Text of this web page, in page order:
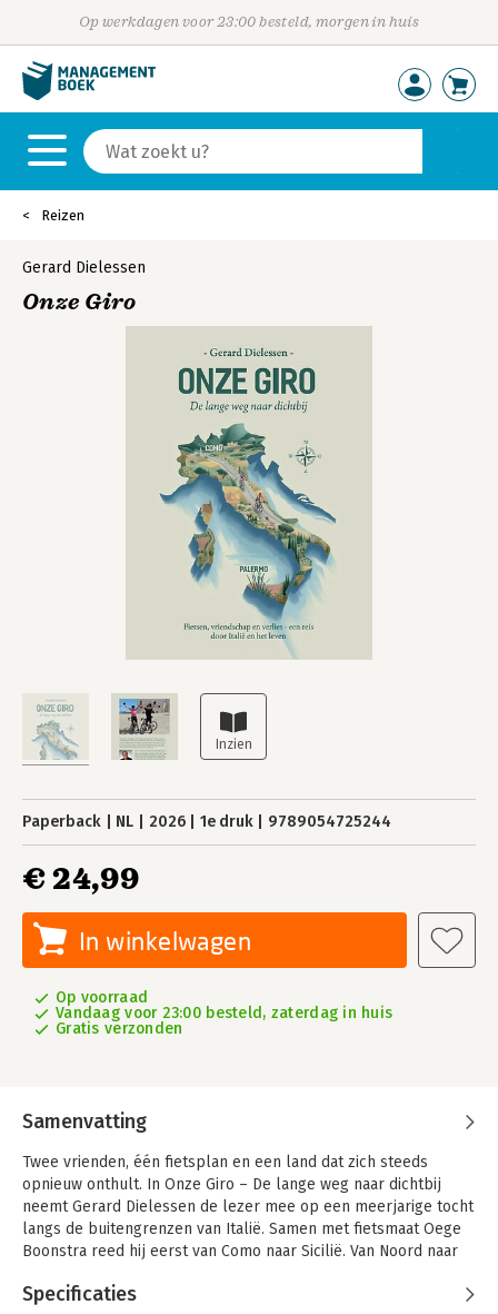
Op werkdagen voor 23:00 besteld, morgen in huis
Reizen
Gerard Dielessen
Onze Giro
Paperback NL 2026 1e druk 9789054725244
€ 24,99
In winkelwagen
Op voorraad
Vandaag voor 23:00 besteld, zaterdag in huis
Gratis verzonden
Samenvatting
Twee vrienden, één fietsplan en een land dat zich steeds
opnieuw onthult. In Onze Giro – De lange weg naar dichtbij
neemt Gerard Dielessen de lezer mee op een meerjarige tocht
langs de buitengrenzen van Italië. Samen met fietsmaat Oege
Boonstra reed hij eerst van Como naar Sicilië. Van Noord naar
en regen. Later keerden ze terug voor het tweede deel: van
Specificaties